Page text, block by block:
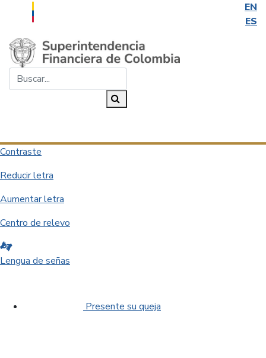
EN
ES
Saltar al contenido principal
Contraste
Reducir letra
Aumentar letra
Centro de relevo
Lengua de señas
Presente su queja